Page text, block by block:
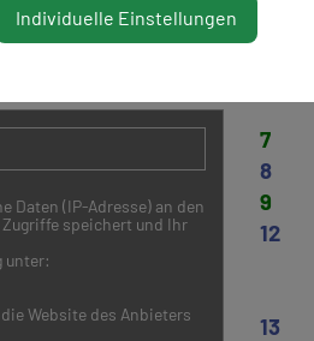
Daten (IP-Adresse) an den
speichert und Ihr
unter:
Website des Anbieters
7
8
9
12
13
Individuelle Einstellungen